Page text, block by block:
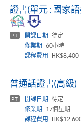
證書(單元 : 國家
PT 開課日期
待定
修業期
60小時
課程費用
HK$8,400
普通話證書(高級)
PT 開課日期
待定
修業期
17個星期
課程費用